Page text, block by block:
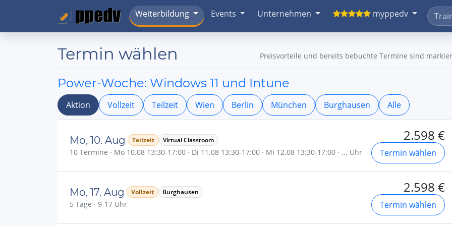
Weiterbildung Events Unternehmen myppedv
Termin wählen Preisvorteile und bereits bebuchte Termine sind
Power-Woche: Windows 11 und Intune
Aktion Vollzeit Teilzeit Wien Berlin München Burghausen Alle
Mo, 10. Aug Teilzeit Virtual Classroom
10 Termine · Mo 10.08 13:30-17:00 · Di 11.08 13:30-17:00 · Mi 12.08 13:30-17:00 · ... Uhr
2.598 €
Termin wählen
Mo, 17. Aug Vollzeit Burghausen
5 Tage · 9-17 Uhr
2.598 €
Termin wählen